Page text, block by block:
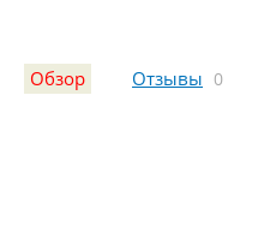
Обзор Отзывы 0